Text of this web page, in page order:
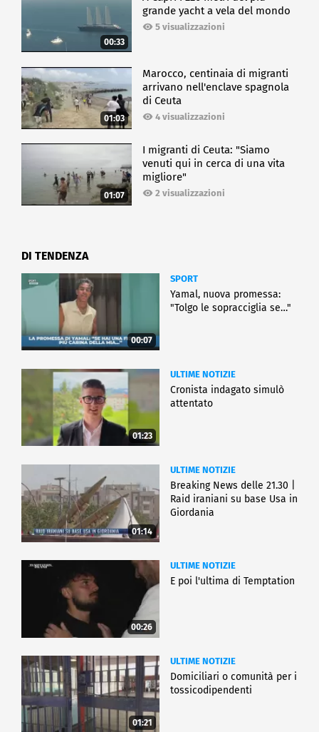
00:33
grande yacht a vela del mondo
5 visualizzazioni
01:03
Marocco, centinaia di migranti
arrivano nell'enclave spagnola
di Ceuta
4 visualizzazioni
01:07
I migranti di Ceuta: "Siamo
venuti qui in cerca di una vita
migliore"
2 visualizzazioni
DI TENDENZA
00:07
SPORT
Yamal, nuova promessa:
"Tolgo le sopracciglia se…"
01:23
ULTIME NOTIZIE
Cronista indagato simulò
attentato
01:14
ULTIME NOTIZIE
Breaking News delle 21.30 |
Raid iraniani su base Usa in
Giordania
00:26
ULTIME NOTIZIE
E poi l'ultima di Temptation
01:21
ULTIME NOTIZIE
Domiciliari o comunità per i
tossicodipendenti